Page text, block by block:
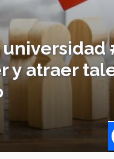
universidad
y atraer